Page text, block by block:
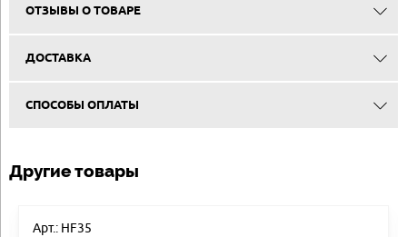
ОТЗЫВЫ О ТОВАРЕ
ДОСТАВКА
СПОСОБЫ ОПЛАТЫ
Другие товары
Арт.: HF35